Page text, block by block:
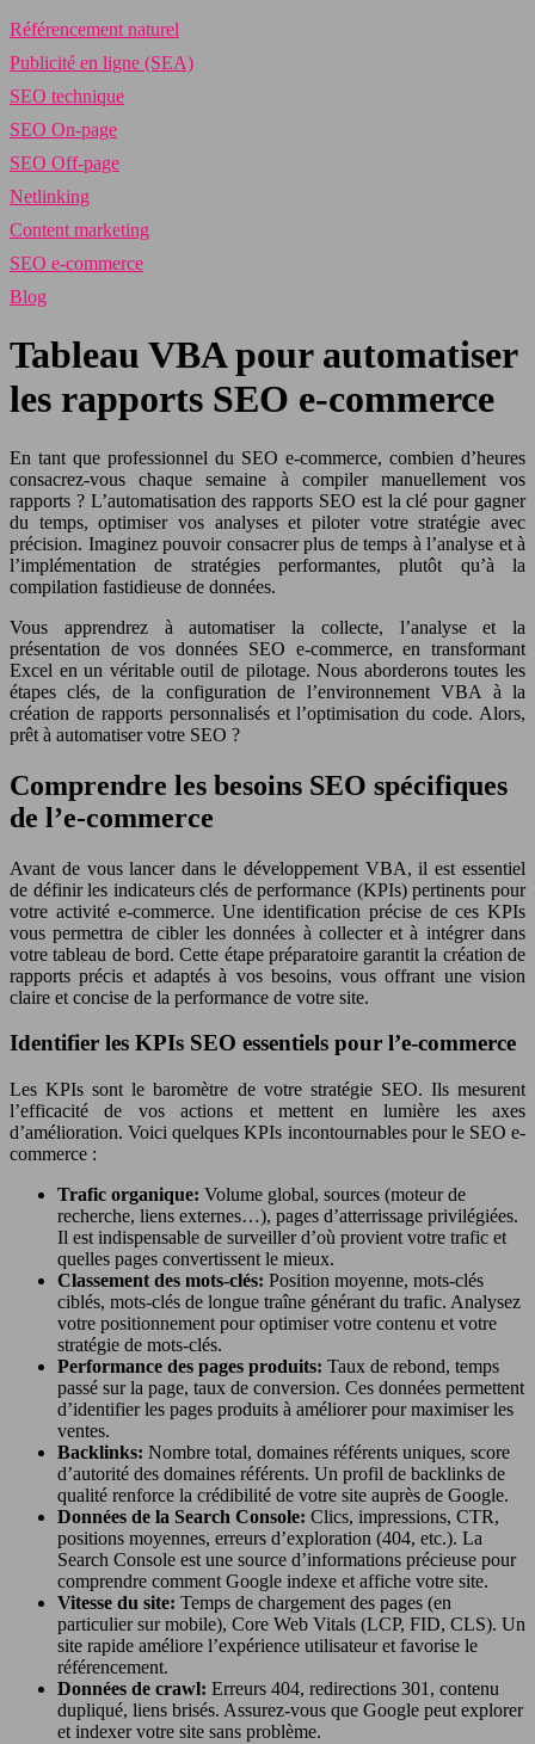
Référencement naturel
Publicité en ligne (SEA)
SEO technique
SEO On-page
SEO Off-page
Netlinking
Content marketing
SEO e-commerce
Blog
Tableau VBA pour automatiser
les rapports SEO e-commerce
En tant que professionnel du SEO e-commerce, combien d’heures
consacrez-vous chaque semaine à compiler manuellement vos
rapports ? L’automatisation des rapports SEO est la clé pour gagner
du temps, optimiser vos analyses et piloter votre stratégie avec
précision. Imaginez pouvoir consacrer plus de temps à l’analyse et à
l’implémentation de stratégies performantes, plutôt qu’à la
compilation fastidieuse de données.
Vous apprendrez à automatiser la collecte, l’analyse et la
présentation de vos données SEO e-commerce, en transformant
Excel en un véritable outil de pilotage. Nous aborderons toutes les
étapes clés, de la configuration de l’environnement VBA à la
création de rapports personnalisés et l’optimisation du code. Alors,
prêt à automatiser votre SEO ?
Comprendre les besoins SEO spécifiques
de l’e-commerce
Avant de vous lancer dans le développement VBA, il est essentiel
de définir les indicateurs clés de performance (KPIs) pertinents pour
votre activité e-commerce. Une identification précise de ces KPIs
vous permettra de cibler les données à collecter et à intégrer dans
votre tableau de bord. Cette étape préparatoire garantit la création de
rapports précis et adaptés à vos besoins, vous offrant une vision
claire et concise de la performance de votre site.
Identifier les KPIs SEO essentiels pour l’e-commerce
Les KPIs sont le baromètre de votre stratégie SEO. Ils mesurent
l’efficacité de vos actions et mettent en lumière les axes
d’amélioration. Voici quelques KPIs incontournables pour le SEO e-
commerce :
Trafic organique: Volume global, sources (moteur de
recherche, liens externes…), pages d’atterrissage privilégiées.
Il est indispensable de surveiller d’où provient votre trafic et
quelles pages convertissent le mieux.
Classement des mots-clés: Position moyenne, mots-clés
ciblés, mots-clés de longue traîne générant du trafic. Analysez
votre positionnement pour optimiser votre contenu et votre
stratégie de mots-clés.
Performance des pages produits: Taux de rebond, temps
passé sur la page, taux de conversion. Ces données permettent
d’identifier les pages produits à améliorer pour maximiser les
ventes.
Backlinks: Nombre total, domaines référents uniques, score
d’autorité des domaines référents. Un profil de backlinks de
qualité renforce la crédibilité de votre site auprès de Google.
Données de la Search Console: Clics, impressions, CTR,
positions moyennes, erreurs d’exploration (404, etc.). La
Search Console est une source d’informations précieuse pour
comprendre comment Google indexe et affiche votre site.
Vitesse du site: Temps de chargement des pages (en
particulier sur mobile), Core Web Vitals (LCP, FID, CLS). Un
site rapide améliore l’expérience utilisateur et favorise le
référencement.
Données de crawl: Erreurs 404, redirections 301, contenu
dupliqué, liens brisés. Assurez-vous que Google peut explorer
et indexer votre site sans problème.